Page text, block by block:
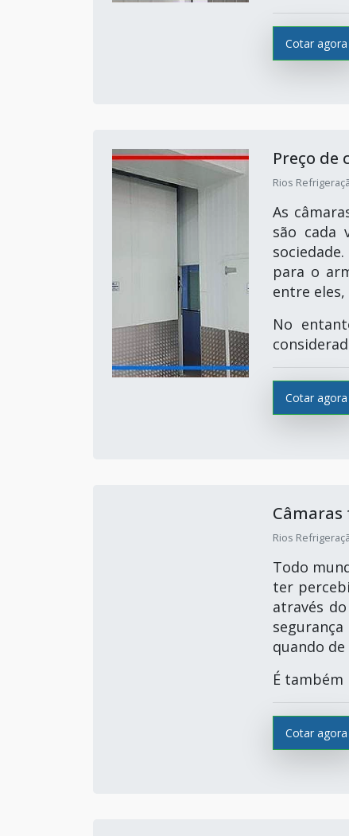
Cotar agora
Preço de
Rios
As
são cada
para o
entre
No
Cotar agora
Câmaras
Rios
Todo
ter
através
quando
É também
Cotar agora